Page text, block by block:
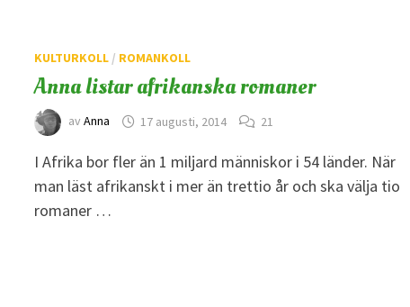
KULTURKOLL / ROMANKOLL
Anna listar afrikanska romaner
avAnna 17 augusti, 2014 21
I Afrika bor fler än 1 miljard människor i 54 länder. När
man läst afrikanskt i mer än trettio år och ska välja tio
romaner …